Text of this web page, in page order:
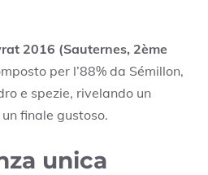
2016 (Sauternes, 2ème
per l’88% da Sémillon,
e spezie, rivelando un
finale gustoso.
unica